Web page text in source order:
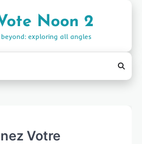
Noon 2
exploring all angles
Votre